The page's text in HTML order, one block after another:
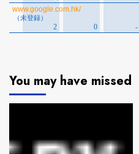
You may have missed